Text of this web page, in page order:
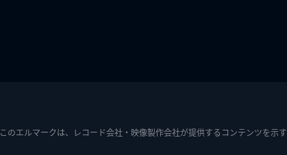
このエルマークは、レコード会社・映像製作会社が提供するコンテンツを示